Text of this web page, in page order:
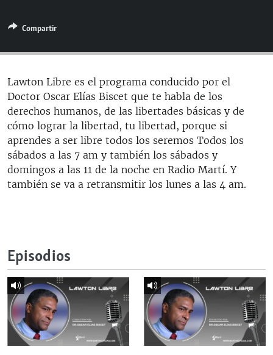
ESPECIALES
ESPECIALES
LA REALIDAD DE LA VIVIENDA EN CUBA
SER VIEJO EN CUBA
KENTU-CUBANO
LOS SANTOS DE HIALEAH
DESINFORMACIÓN RUSA EN AMÉRICA LATINA
LA INVASIÓN DE RUSIA A UCRANIA
MULTIMEDIA
EDITORIALES
SÍGUENOS
Compartir
Lawton Libre es el programa conducido por el
Doctor Oscar Elías Biscet que te habla de los
derechos humanos, de las libertades básicas y de
cómo lograr la libertad, tu libertad, porque si
aprendes a ser libre todos los seremos Todos los
sábados a las 7 am y también los sábados y
domingos a las 11 de la noche en Radio Martí. Y
también se va a retransmitir los lunes a las 4 am.
Episodios